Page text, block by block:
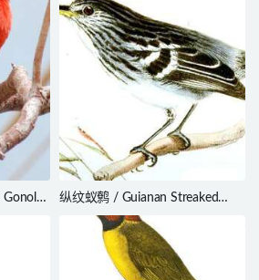
纵纹蚁鹩 / Guianan Streaked
Antwren / Myrmotherula
surinamensis